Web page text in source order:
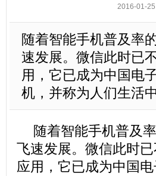
2016-01-
随着智能手机普及率
速发展。微信此时已
用，它已成为中国电
机，并称为人们生活
随着智能手机普及
飞速发展。微信此时
应用，它已成为中国